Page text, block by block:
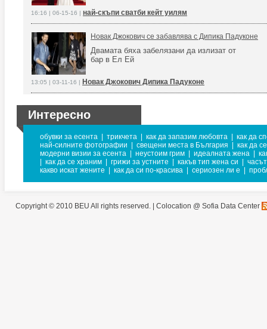
16:16 | 06-15-16 | най-скъпи сватби кейт уилям
Новак Джокович се забавлява с Дипика Падуконе
Двамата бяха забелязани да излизат от
бар в Ел Ей
13:05 | 03-11-16 | Новак Джокович Дипика Падуконе
Интересно
обувки за есента трикчета как да запазим любовта
как да
най-силните фотографии
свещени места в България
как да
модерни визии за есента
неустоим грим идеалната жена
как да се храним грижи за устните какъв тип жена си
какво искат жените
как да си по-красива сериозен ли е
Copyright © 2010 BEU All rights reserved. | Colocation @ Sofia Data Center